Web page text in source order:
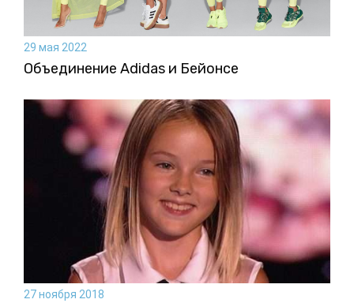
29 мая 2022
Объединение Adidas и Бейонсе
27 ноября 2018